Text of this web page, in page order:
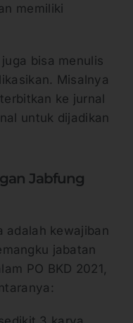
memiliki
bisa menulis
Misalnya
ke jurnal
untuk dijadikan
Jabfung
adalah kewajiban
jabatan
PO BKD 2021,